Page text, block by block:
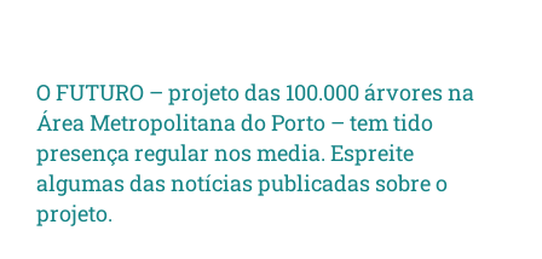
O FUTURO – projeto das 100.000 árvores na
Área Metropolitana do Porto – tem tido
presença regular nos media. Espreite
algumas das notícias publicadas sobre o
projeto.